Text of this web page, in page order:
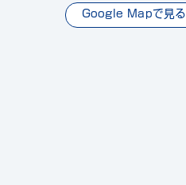
Google Mapで見る